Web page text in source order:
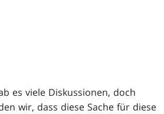
es viele Diskussionen, doch
wir, dass diese Sache für diese